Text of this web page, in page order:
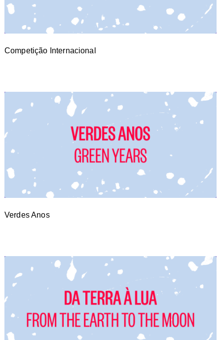
Competição Internacional
Verdes Anos